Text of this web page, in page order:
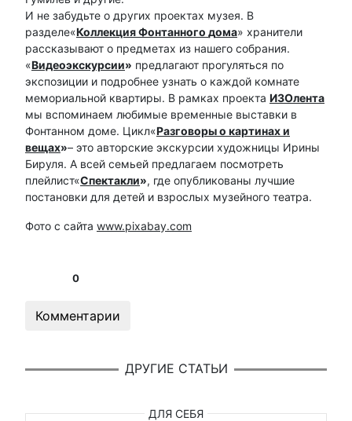
И не забудьте о других проектах музея. В
разделе«Коллекция Фонтанного дома» хранители
рассказывают о предметах из нашего собрания.
«Видеоэкскурсии» предлагают прогуляться по
экспозиции и подробнее узнать о каждой комнате
мемориальной квартиры. В рамках проекта ИЗОлента
мы вспоминаем любимые временные выставки в
Фонтанном доме. Цикл«Разговоры о картинах и
вещах»– это авторские экскурсии художницы Ирины
Бируля. А всей семьей предлагаем посмотреть
плейлист«Спектакли», где опубликованы лучшие
постановки для детей и взрослых музейного театра.
Фото с сайта www.pixabay.com
0
Комментарии
ДРУГИЕ СТАТЬИ
ДЛЯ СЕБЯ